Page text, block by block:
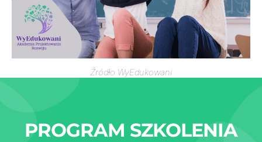
Źródło WyEdukowani
PROGRAM SZKOLENIA